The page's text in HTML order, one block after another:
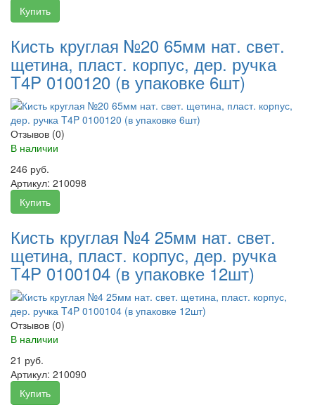
Купить
Кисть круглая №20 65мм нат. свет.
щетина, пласт. корпус, дер. ручка
T4P 0100120 (в упаковке 6шт)
Отзывов (0)
В наличии
246 руб.
Артикул: 210098
Купить
Кисть круглая №4 25мм нат. свет.
щетина, пласт. корпус, дер. ручка
T4P 0100104 (в упаковке 12шт)
Отзывов (0)
В наличии
21 руб.
Артикул: 210090
Купить